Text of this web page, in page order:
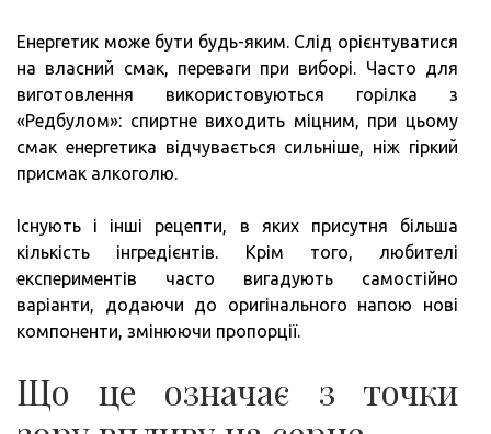
Енергетик може бути будь-яким. Слід орієнтуватися
на власний смак, переваги при виборі. Часто для
виготовлення використовуються горілка з
«Редбулом»: спиртне виходить міцним, при цьому
смак енергетика відчувається сильніше, ніж гіркий
присмак алкоголю.
Існують і інші рецепти, в яких присутня більша
кількість інгредієнтів. Крім того, любителі
експериментів часто вигадують самостійно
варіанти, додаючи до оригінального напою нові
компоненти, змінюючи пропорції.
Що це означає з точки